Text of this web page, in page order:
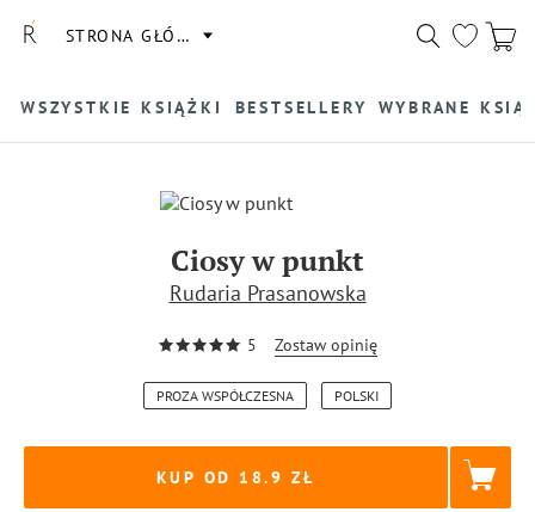
STRONA GŁÓWNA
WSZYSTKIE KSIĄŻKI BESTSELLERY WYBRANE
Ciosy w punkt
Rudaria Prasanowska
5 Zostaw opinię
PROZA WSPÓŁCZESNA POLSKI
KUP OD 18.9